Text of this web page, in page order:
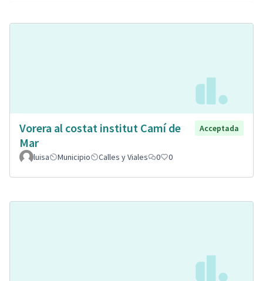
Vorera al costat institut Camí de
Mar
Acceptada
luisa Municipio Calles y Viales 0 0